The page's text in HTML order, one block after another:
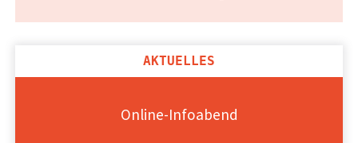
AKTUELLES
Online-Infoabend